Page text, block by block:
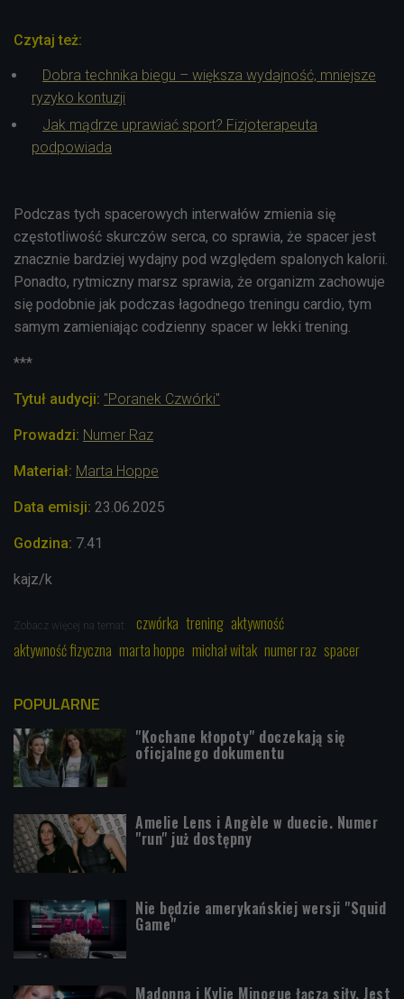
Czytaj też:
Dobra technika biegu – większa wydajność, mniejsze
ryzyko kontuzji
Jak mądrze uprawiać sport? Fizjoterapeuta
podpowiada
Podczas tych spacerowych interwałów zmienia się
częstotliwość skurczów serca, co sprawia, że spacer jest
znacznie bardziej wydajny pod względem spalonych kalorii.
Ponadto, rytmiczny marsz sprawia, że organizm zachowuje
się podobnie jak podczas łagodnego treningu cardio, tym
samym zamieniając codzienny spacer w lekki trening.
***
Tytuł audycji: "Poranek Czwórki"
Prowadzi: Numer Raz
Materiał: Marta Hoppe
Data emisji: 23.06.2025
Godzina: 7.41
kajz/k
Zobacz więcej na temat: czwórka trening aktywność
aktywność fizyczna marta hoppe michał witak numer raz spacer
POPULARNE
"Kochane kłopoty" doczekają się
oficjalnego dokumentu
Amelie Lens i Angèle w duecie. Numer
"run" już dostępny
Nie będzie amerykańskiej wersji "Squid
Game"
Madonna i Kylie Minogue łączą siły. Jest